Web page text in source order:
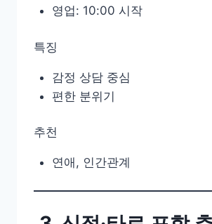
영업: 10:00 시작
특징
감정 상담 중심
편한 분위기
추천
연애, 인간관계